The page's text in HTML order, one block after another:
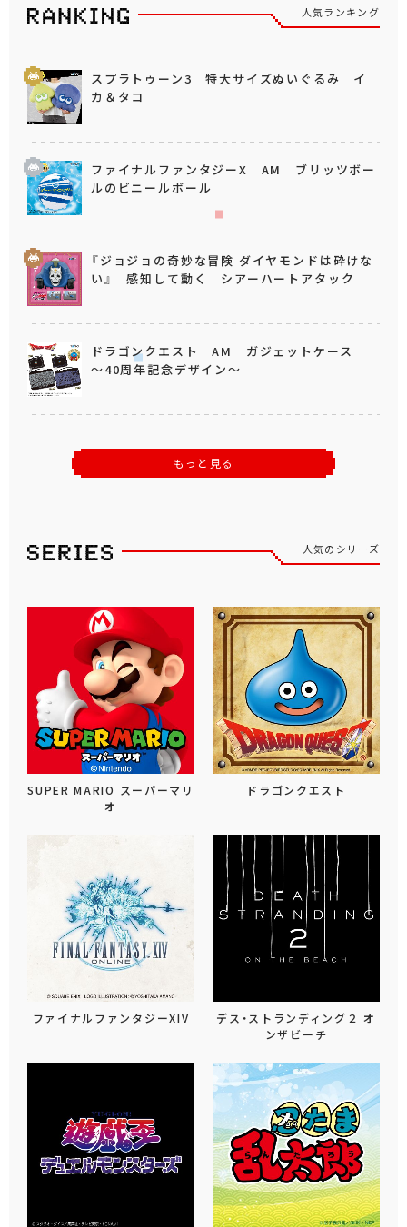
人気ランキング
スプラトゥーン3 特大サイズぬいぐるみ イ
カ＆タコ
ファイナルファンタジーX AM ブリッツボー
ルのビニールボール
『ジョジョの奇妙な冒険 ダイヤモンドは砕けな
い』 感知して動く シアーハートアタック
ドラゴンクエスト AM ガジェットケース
～40周年記念デザイン～
もっと見る
人気のシリーズ
SUPER MARIO スーパーマリ
オ
ドラゴンクエスト
ファイナルファンタジーXIV
デス・ストランディング２ オ
ンザビーチ